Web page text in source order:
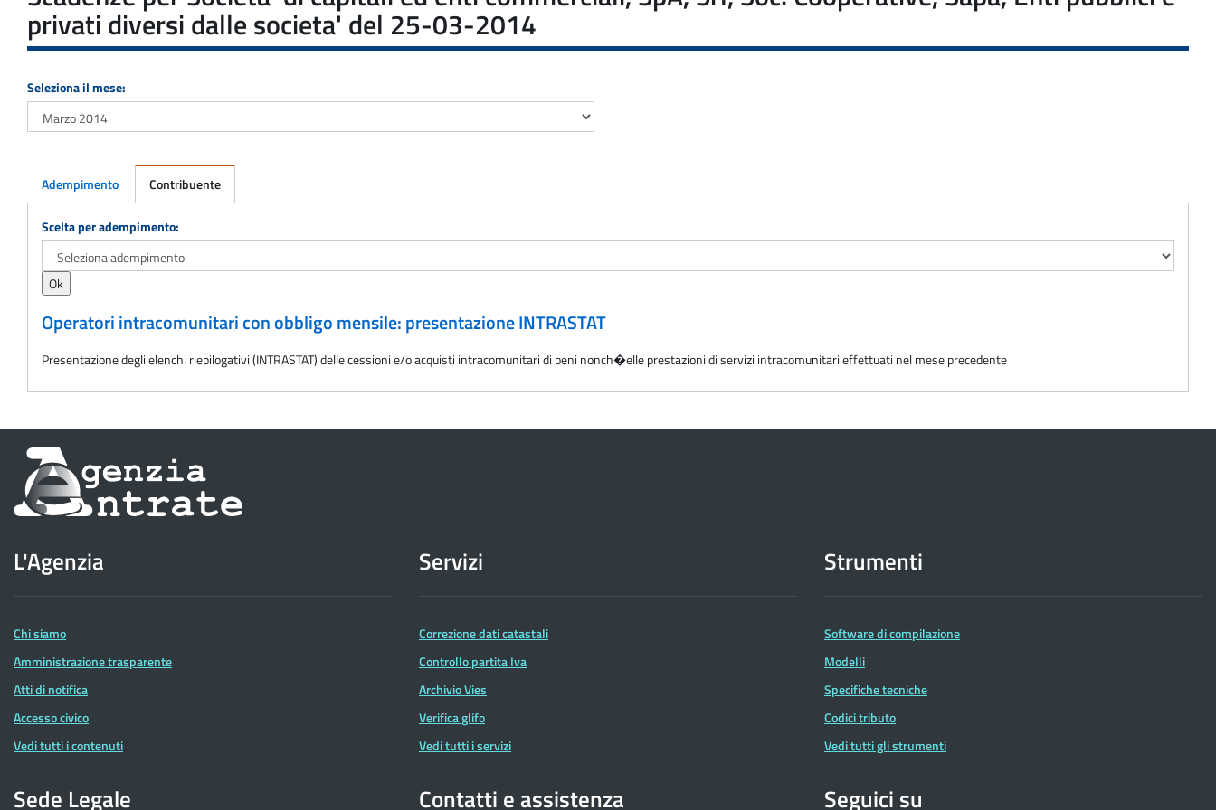
privati diversi dalle societa' del 25-03-2014
Seleziona il mese:
Adempimento Contribuente
Adempimento
Scelta per adempimento:
Operatori intracomunitari con obbligo mensile: presentazione INTRASTAT
Presentazione degli elenchi riepilogativi (INTRASTAT) delle cessioni e/o acquisti intracomunitari di beni nonch�elle prestazioni di servizi intracomunitari effettuati nel mese precedente
Informazioni
sul
dell'Agenzia
delle
Entrate
L'Agenzia
Chi siamo
Amministrazione trasparente
Atti di notifica
Accesso civico
Vedi tutti i contenuti
Servizi
Correzione dati catastali
Controllo partita Iva
Archivio Vies
Verifica glifo
Vedi tutti i servizi
Strumenti
Software di compilazione
Modelli
Specifiche tecniche
Codici tributo
Vedi tutti gli strumenti
Sede Legale Contatti e assistenza Seguici su